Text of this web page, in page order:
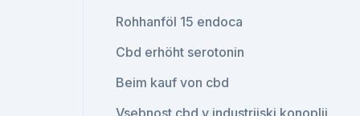
Rohhanföl 15 endoca
Cbd erhöht serotonin
Beim kauf von cbd
Vsebnost cbd v industrijski konoplji